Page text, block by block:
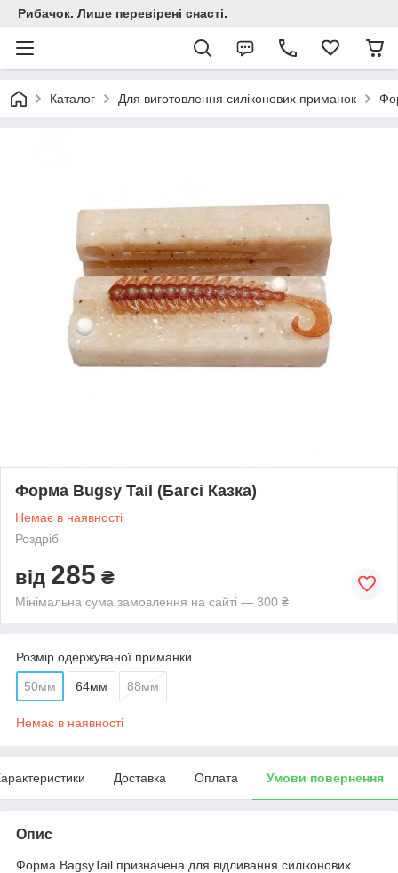
Рибачок. Лише перевірені снасті.
Каталог Для виготовлення силіконових приманок
Форма Bugsy Tail (Багсі Казка)
Немає в наявності
Роздріб
від 285 ₴
Мінімальна сума замовлення на сайті — 300 ₴
Розмір одержуваної приманки
50мм 64мм 88мм
Немає в наявності
Доставка Оплата Умови повернення
Опис
Форма BagsyTail призначена для відливання силіконових